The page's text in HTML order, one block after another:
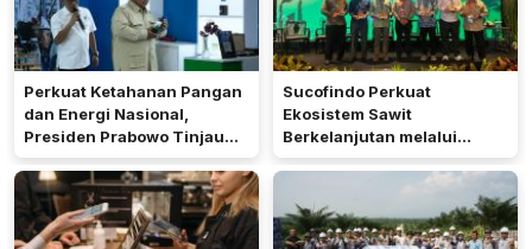
Perkuat Ketahanan Pangan
dan Energi Nasional,
Presiden Prabowo Tinjau
Hilirisasi Bioetanol PTPN I
(Persero), Subholding
Perkebunan Nusantara
Sucofindo Perkuat
Ekosistem Sawit
Berkelanjutan melalui
Circular Economy